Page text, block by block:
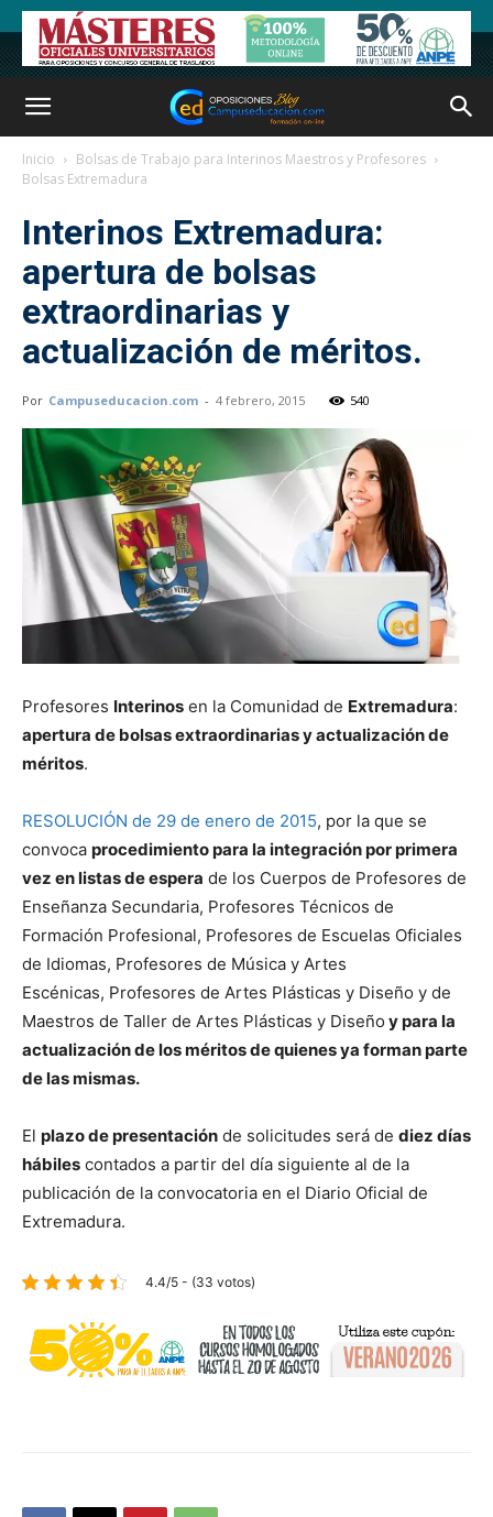
Inicio
Bolsas de Trabajo para Interinos Maestros y Profesores
Bolsas Extremadura
Interinos Extremadura:
apertura de bolsas
extraordinarias y
actualización de méritos.
Por Campuseducacion.com - 4 febrero, 2015 540
Profesores Interinos en la Comunidad de Extremadura:
apertura de bolsas extraordinarias y actualización de
méritos.
RESOLUCIÓN de 29 de enero de 2015, por la que se
convoca procedimiento para la integración por primera
vez en listas de espera de los Cuerpos de Profesores de
Enseñanza Secundaria, Profesores Técnicos de
Formación Profesional, Profesores de Escuelas Oficiales
de Idiomas, Profesores de Música y Artes
Escénicas, Profesores de Artes Plásticas y Diseño y de
Maestros de Taller de Artes Plásticas y Diseño y para la
actualización de los méritos de quienes ya forman parte
de las mismas.
El plazo de presentación de solicitudes será de diez días
hábiles contados a partir del día siguiente al de la
publicación de la convocatoria en el Diario Oficial de
Extremadura.
4.4/5 - (33 votos)